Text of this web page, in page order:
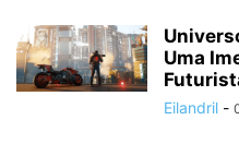
Uma
Eilandril -